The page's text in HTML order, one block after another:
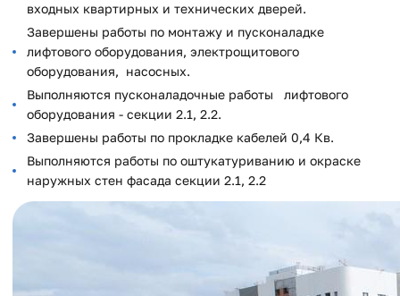
входных квартирных и технических дверей.
Завершены работы по монтажу и пусконаладке
лифтового оборудования, электрощитового
оборудования, насосных.
Выполняются пусконаладочные работы лифтового
оборудования - секции 2.1, 2.2.
Завершены работы по прокладке кабелей 0,4 Кв.
Выполняются работы по оштукатуриванию и окраске
наружных стен фасада секции 2.1, 2.2